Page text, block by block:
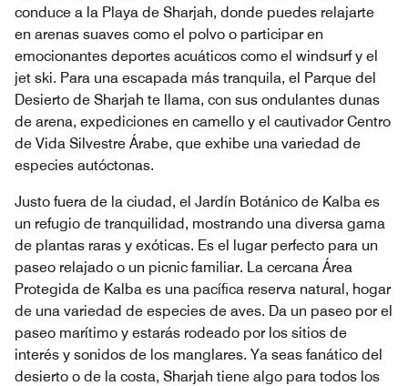
conduce a la Playa de Sharjah, donde puedes relajarte
en arenas suaves como el polvo o participar en
emocionantes deportes acuáticos como el windsurf y el
jet ski. Para una escapada más tranquila, el Parque del
Desierto de Sharjah te llama, con sus ondulantes dunas
de arena, expediciones en camello y el cautivador Centro
de Vida Silvestre Árabe, que exhibe una variedad de
especies autóctonas.
Justo fuera de la ciudad, el Jardín Botánico de Kalba es
un refugio de tranquilidad, mostrando una diversa gama
de plantas raras y exóticas. Es el lugar perfecto para un
paseo relajado o un picnic familiar. La cercana Área
Protegida de Kalba es una pacífica reserva natural, hogar
de una variedad de especies de aves. Da un paseo por el
paseo marítimo y estarás rodeado por los sitios de
interés y sonidos de los manglares. Ya seas fanático del
desierto o de la costa, Sharjah tiene algo para todos los